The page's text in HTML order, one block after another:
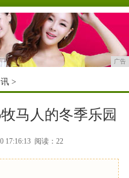
消费 购物
广告
>
马人的冬季乐园
17:16:13 阅读：22